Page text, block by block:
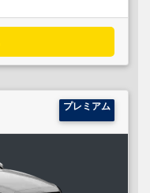
プレミアム